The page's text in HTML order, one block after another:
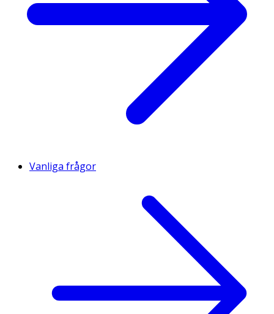
Vanliga frågor